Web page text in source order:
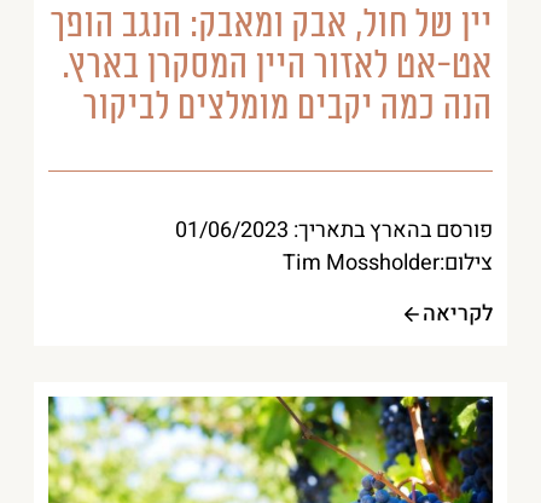
יין של חול, אבק ומאבק: הנגב הופך
אט-אט לאזור היין המסקרן בארץ.
הנה כמה יקבים מומלצים לביקור
פורסם בהארץ בתאריך: 01/06/2023
צילום:Tim Mossholder
לקריאה